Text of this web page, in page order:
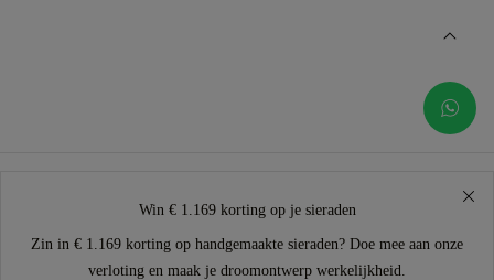
Win € 1.169 korting op je sieraden
Zin in € 1.169 korting op handgemaakte sieraden? Doe mee aan onze
verloting en maak je droomontwerp werkelijkheid.